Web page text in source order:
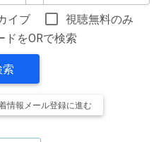
イブ
視聴無料のみ
ドをORで検索
索
情報メール登録に進む